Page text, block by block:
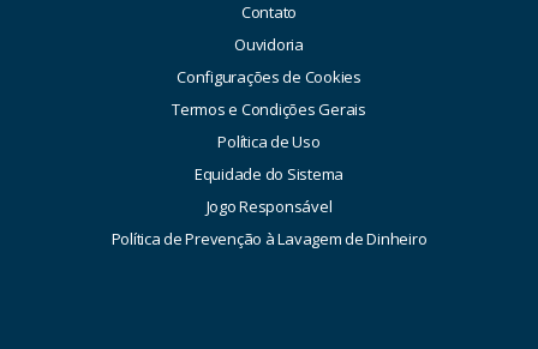
Contato
Ouvidoria
Configurações de Cookies
Termos e Condições Gerais
Política de Uso
Equidade do Sistema
Jogo Responsável
Política de Prevenção à Lavagem de Dinheiro